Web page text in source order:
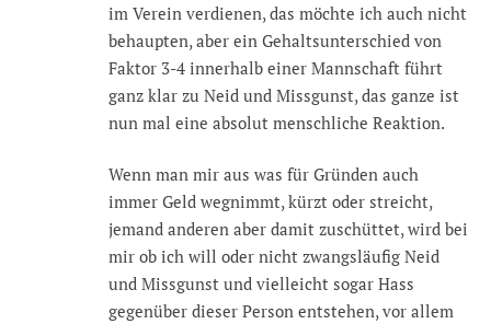
im Verein verdienen, das möchte ich auch nicht
behaupten, aber ein Gehaltsunterschied von
Faktor 3-4 innerhalb einer Mannschaft führt
ganz klar zu Neid und Missgunst, das ganze ist
nun mal eine absolut menschliche Reaktion.
Wenn man mir aus was für Gründen auch
immer Geld wegnimmt, kürzt oder streicht,
jemand anderen aber damit zuschüttet, wird bei
mir ob ich will oder nicht zwangsläufig Neid
und Missgunst und vielleicht sogar Hass
gegenüber dieser Person entstehen, vor allem